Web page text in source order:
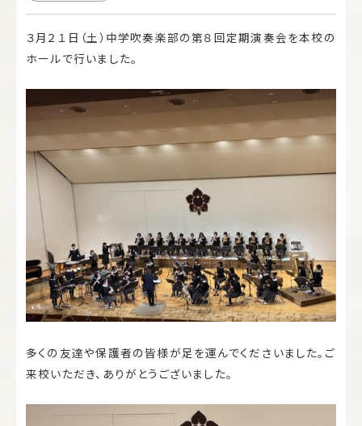
３月２１日（土）中学吹奏楽部の第８回定期演奏会を本校の
ホールで行いました。
多くの友達や保護者の皆様が足を運んでくださいました。ご
来校いただき、ありがとうございました。